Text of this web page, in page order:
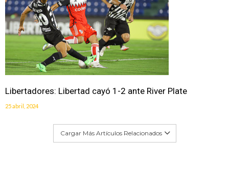
Libertadores: Libertad cayó 1-2 ante River Plate
25 abril, 2024
Cargar Más Artículos Relacionados